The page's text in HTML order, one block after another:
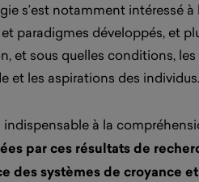
s’est notamment intéressé
paradigmes développés, et
et sous quelles conditions,
et les aspirations des individus.
à la
par ces résultats de
des systèmes de croyance